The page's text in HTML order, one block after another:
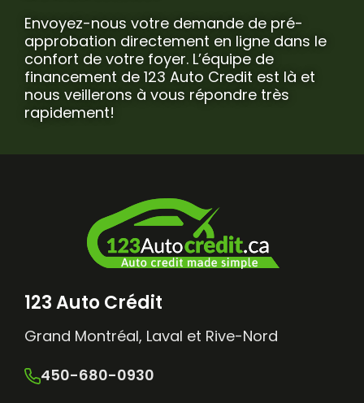
Envoyez-nous votre demande de pré-
approbation directement en ligne dans le
confort de votre foyer. L’équipe de
financement de 123 Auto Credit est là et
nous veillerons à vous répondre très
rapidement!
123 Auto Crédit
Grand Montréal, Laval et Rive-Nord
450-680-0930